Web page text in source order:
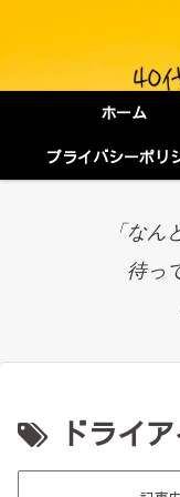
ホーム
プライバシーポリ
「なん
待っ
ドライ